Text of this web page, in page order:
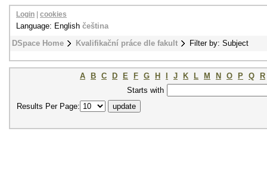
DSpace Home Kvalifikační práce dle fakult Filter by: Subject
Login cookies
Language: English čeština
A B C D E F G H J K L M N O P Q
R
Starts with
Results Per Page: